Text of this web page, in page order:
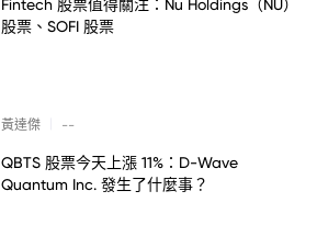
股票、SOFI 股票
黃達傑 --
QBTS 股票今天上漲 11%：D-Wave
Quantum Inc. 發生了什麼事？